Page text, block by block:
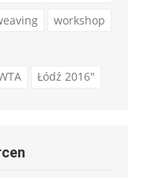
workshop
Łódź 2016"